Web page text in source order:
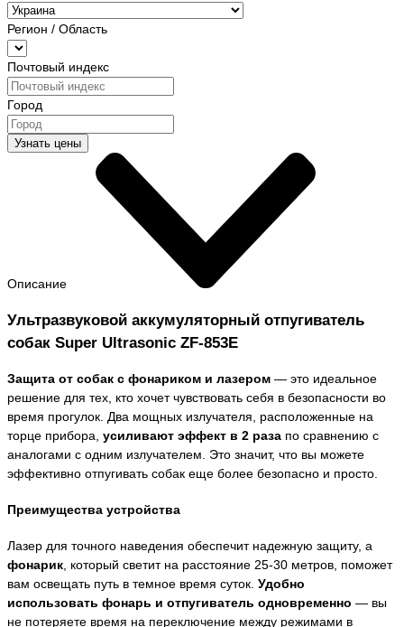
Регион / Область
Почтовый индекс
Город
Узнать цены
Описание
Ультразвуковой аккумуляторный отпугиватель
собак Super Ultrasonic ZF-853E
Защита от собак с фонариком и лазером — это идеальное
решение для тех, кто хочет чувствовать себя в безопасности во
время прогулок. Два мощных излучателя, расположенные на
торце прибора, усиливают эффект в 2 раза по сравнению с
аналогами с одним излучателем. Это значит, что вы можете
эффективно отпугивать собак еще более безопасно и просто.
Преимущества устройства
Лазер для точного наведения обеспечит надежную защиту, а
фонарик, который светит на расстояние 25-30 метров, поможет
вам освещать путь в темное время суток. Удобно
использовать фонарь и отпугиватель одновременно — вы
не потеряете время на переключение между режимами в